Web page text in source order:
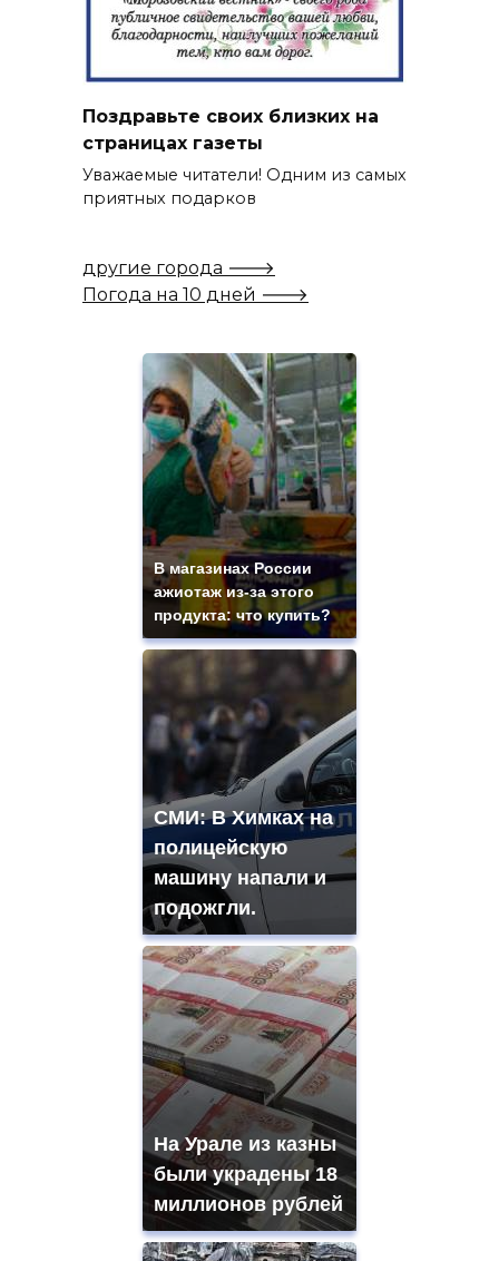
Поздравьте своих близких на
страницах газеты
Уважаемые читатели! Одним из самых
приятных подарков
другие города 🡒
Погода на 10 дней 🡒
В магазинах России
ажиотаж из-за этого
продукта: что купить?
СМИ: В Химках на
полицейскую
машину напали и
подожгли.
На Урале из казны
были украдены 18
миллионов рублей